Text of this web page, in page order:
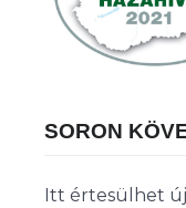
SORON
Itt értesülhet új